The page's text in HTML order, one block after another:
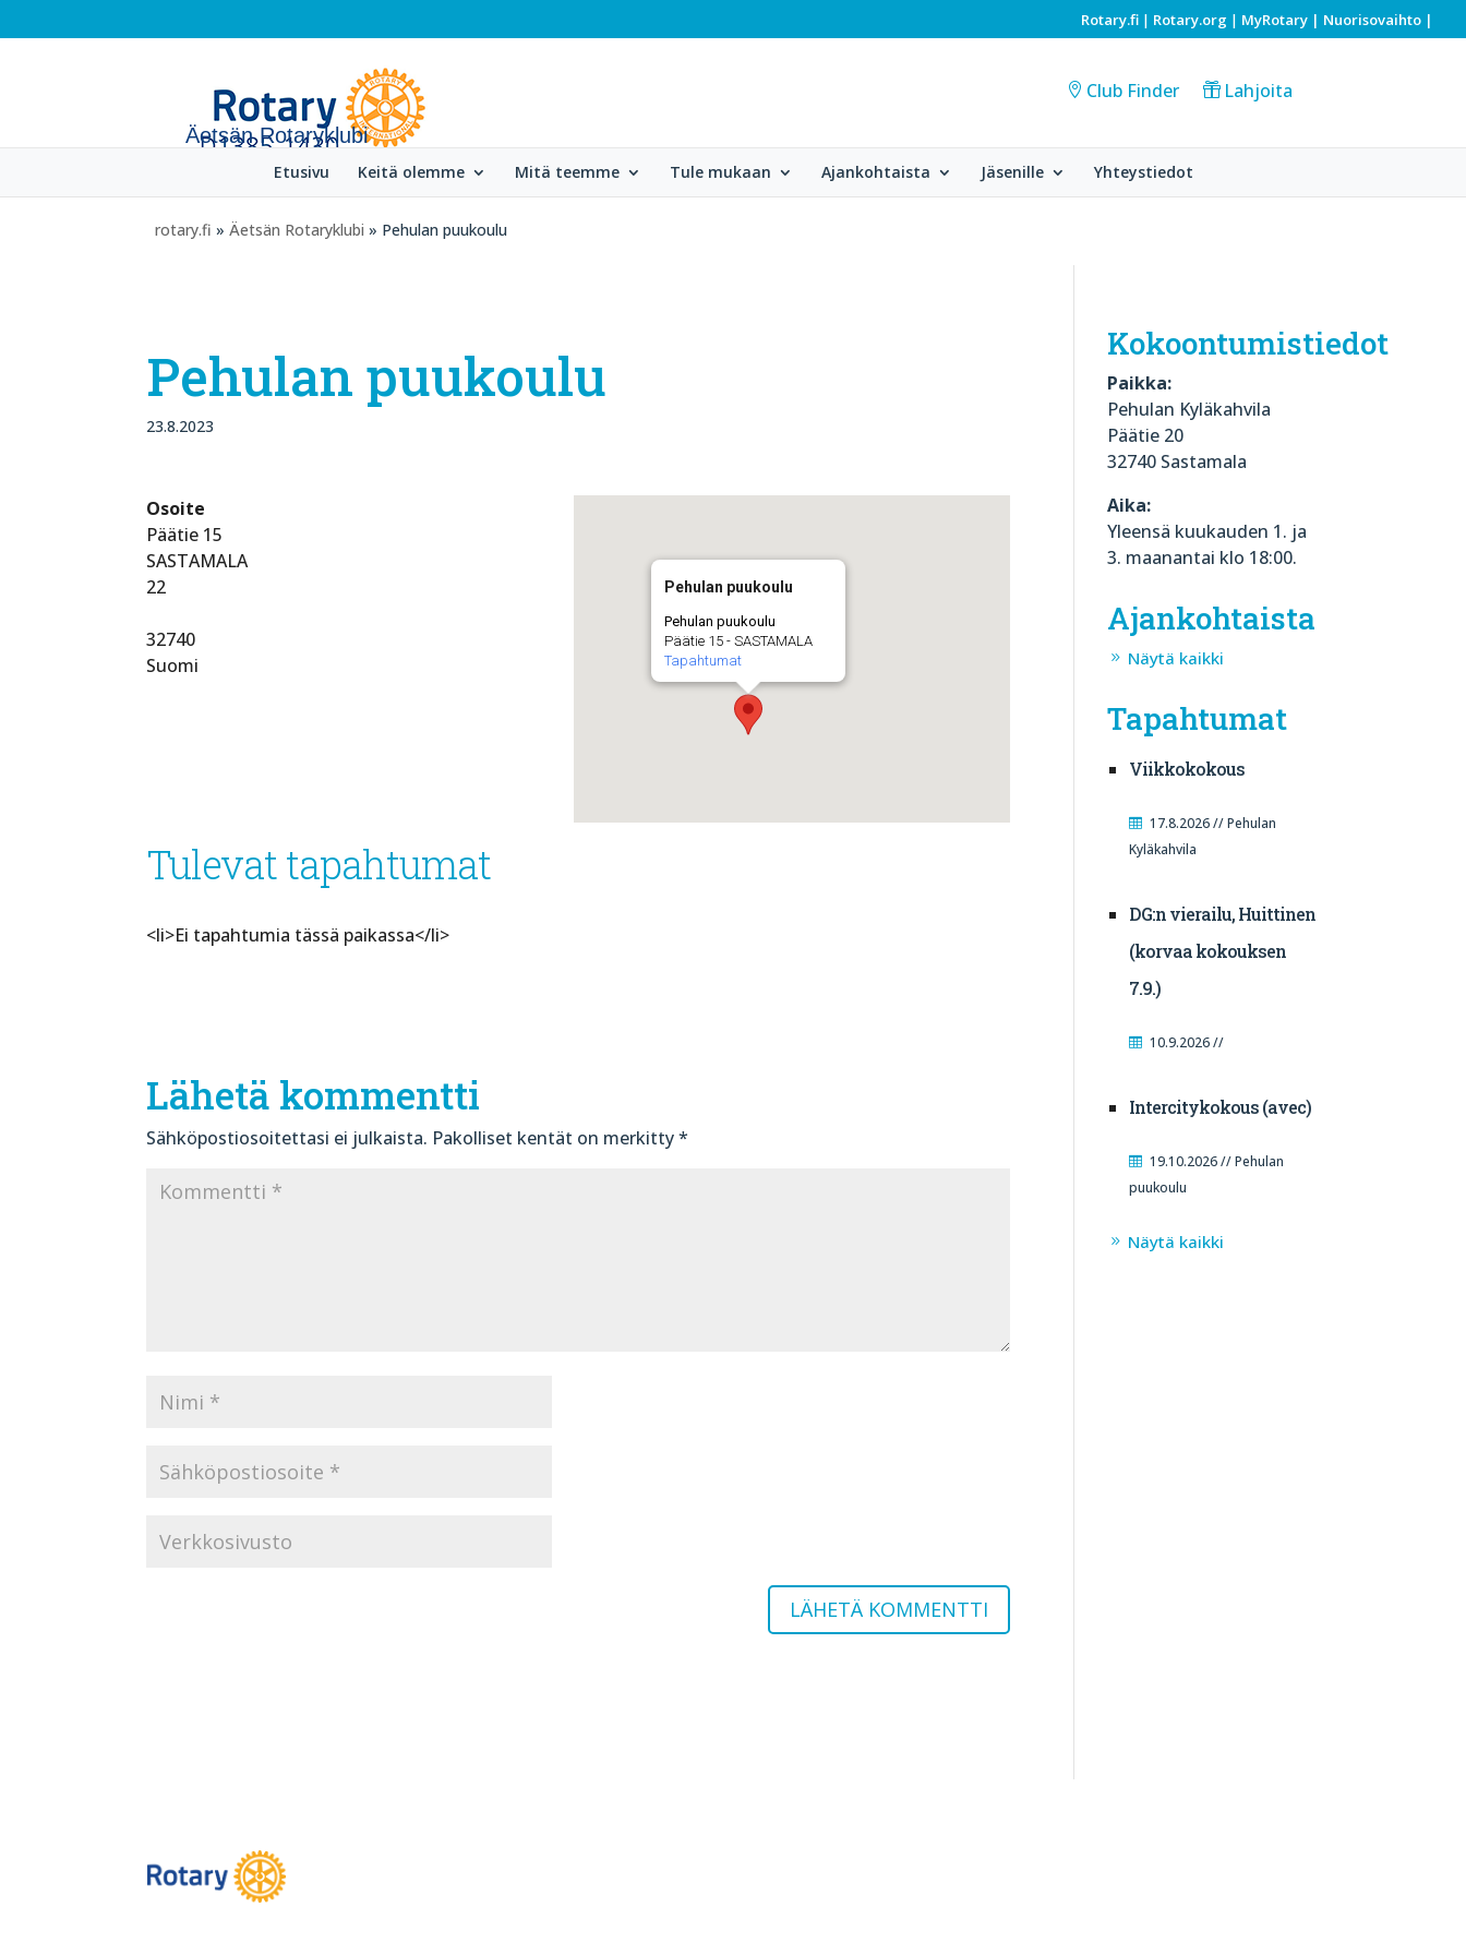
Rotary.fi | Rotary.org | MyRotary | Nuorisovaihto |
Äetsän Rotaryklubi
Club Finder Lahjoita
Etusivu Keitä olemme Mitä teemme Tule mukaan Ajankohtaista Jäsenille Yhteystiedot
rotary.fi » Äetsän Rotaryklubi » Pehulan puukoulu
Pehulan puukoulu
23.8.2023
Pehulan puukoulu
Pehulan puukoulu
Päätie 15 - SASTAMALA
Tapahtumat
Osoite
Päätie 15
SASTAMALA
22
32740
Suomi
Tulevat tapahtumat
<li>Ei tapahtumia tässä paikassa</li>
Lähetä kommentti
Sähköpostiosoitettasi ei julkaista. Pakolliset kentät on merkitty*
Kokoontumistiedot
Paikka:
Pehulan Kyläkahvila
Päätie 20
32740 Sastamala
Aika:
Yleensä kuukauden 1. ja
3. maanantai klo 18:00.
Ajankohtaista
Näytä kaikki
Tapahtumat
Viikkokokous
17.8.2026 // Pehulan
Kyläkahvila
DG:n vierailu, Huittinen
(korvaa kokouksen
7.9.)
10.9.2026 //
Intercitykokous (avec)
19.10.2026 // Pehulan
puukoulu
Näytä kaikki